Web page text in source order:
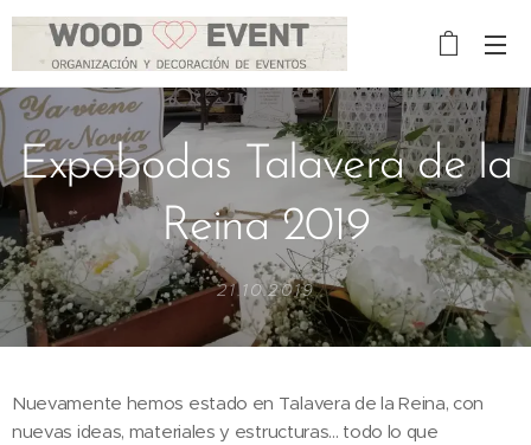
Expobodas Talavera de la
Reina 2019
21.10.2019
Nuevamente hemos estado en Talavera de la Reina, con
nuevas ideas, materiales y estructuras... todo lo que